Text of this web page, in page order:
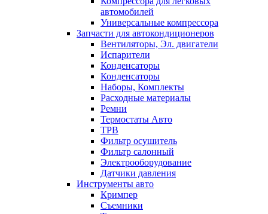
автомобилей
Универсальные компрессора
Запчасти для автокондиционеров
Вентиляторы, Эл. двигатели
Испарители
Конденсаторы
Конденсаторы
Наборы, Комплекты
Расходные материалы
Ремни
Термостаты Авто
ТРВ
Фильтр осушитель
Фильтр салонный
Электрооборудование
Датчики давления
Инструменты авто
Кримпер
Съемники